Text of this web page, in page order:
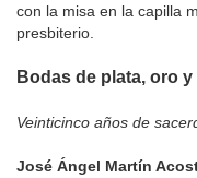
con la misa en la capilla
presbiterio.
Bodas de plata, oro
Veinticinco años de
José Ángel Martín